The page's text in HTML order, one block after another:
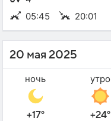
05:45
20:01
20 мая 2025
ночь
+17°
утро
+24°